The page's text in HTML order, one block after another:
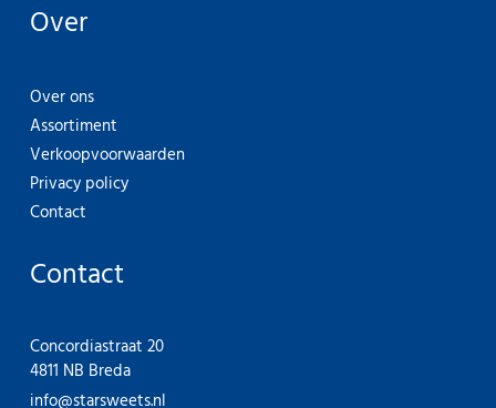
Over
Over ons
Assortiment
Verkoopvoorwaarden
Privacy policy
Contact
Contact
Concordiastraat 20
4811 NB Breda
info@starsweets.nl